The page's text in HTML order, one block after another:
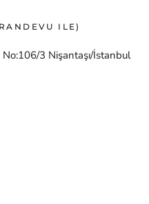
ILE)
3 Nişantaşı/İstanbul